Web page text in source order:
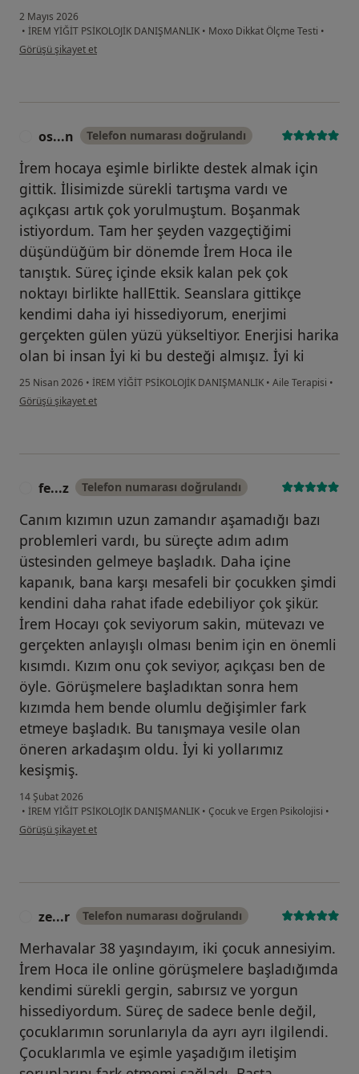
2 Mayıs 2026
• İREM YİĞİT PSİKOLOJİK DANIŞMANLIK • Moxo Dikkat Ölçme Testi •
kullanıcının görüşüne göre n.....
Görüşü şikayet et
os...n Telefon numarası doğrulandı
İrem hocaya eşimle birlikte destek almak için
gittik. İlisimizde sürekli tartışma vardı ve
açıkçası artık çok yorulmuştum. Boşanmak
istiyordum. Tam her şeyden vazgeçtiğimi
düşündüğüm bir dönemde İrem Hoca ile
tanıştık. Süreç içinde eksik kalan pek çok
noktayı birlikte hallEttik. Seanslara gittikçe
kendimi daha iyi hissediyorum, enerjimi
gerçekten gülen yüzü yükseltiyor. Enerjisi harika
olan bi insan İyi ki bu desteği almışız. İyi ki
25 Nisan 2026 • İREM YİĞİT PSİKOLOJİK DANIŞMANLIK • Aile Terapisi •
kullanıcının görüşüne göre os...n
Görüşü şikayet et
fe...z Telefon numarası doğrulandı
Canım kızımın uzun zamandır aşamadığı bazı
problemleri vardı, bu süreçte adım adım
üstesinden gelmeye başladık. Daha içine
kapanık, bana karşı mesafeli bir çocukken şimdi
kendini daha rahat ifade edebiliyor çok şikür.
İrem Hocayı çok seviyorum sakin, mütevazı ve
gerçekten anlayışlı olması benim için en önemli
kısımdı. Kızım onu çok seviyor, açıkçası ben de
öyle. Görüşmelere başladıktan sonra hem
kızımda hem bende olumlu değişimler fark
etmeye başladık. Bu tanışmaya vesile olan
öneren arkadaşım oldu. İyi ki yollarımız
kesişmiş.
14 Şubat 2026
• İREM YİĞİT PSİKOLOJİK DANIŞMANLIK • Çocuk ve Ergen Psikolojisi •
kullanıcının görüşüne göre fe...z
Görüşü şikayet et
ze...r Telefon numarası doğrulandı
Merhavalar 38 yaşındayım, iki çocuk annesiyim.
İrem Hoca ile online görüşmelere başladığımda
kendimi sürekli gergin, sabırsız ve yorgun
hissediyordum. Süreç de sadece benle değil,
çocuklarımın sorunlarıyla da ayrı ayrı ilgilendi.
Çocuklarımla ve eşimle yaşadığım iletişim